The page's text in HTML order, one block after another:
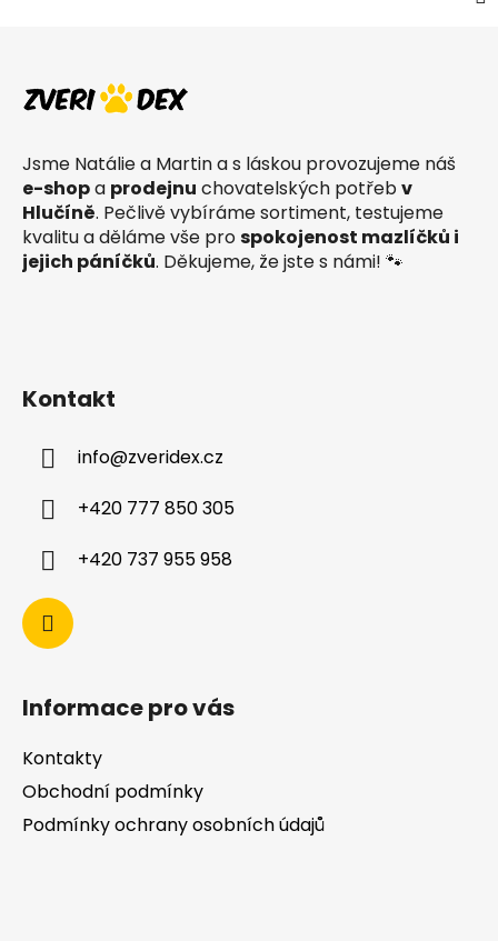
Jsme Natálie a Martin a s láskou provozujeme náš
e-shopa prodejnu chovatelských potřebv
Hlučíně. Pečlivě vybíráme sortiment, testujeme
kvalitu a děláme vše prospokojenost mazlíčků i
jejich páníčků. Děkujeme, že jste s námi! 🐾
Kontakt
info@zveridex.cz
+420 777 850 305
+420 737 955 958
Informace pro vás
Kontakty
Obchodní podmínky
Podmínky ochrany osobních údajů